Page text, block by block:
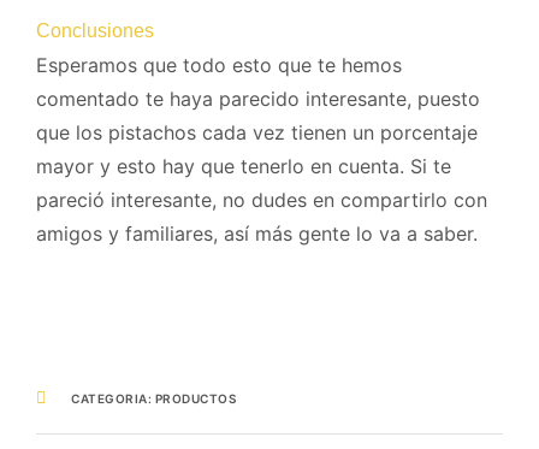
Conclusiones
Esperamos que todo esto que te hemos
comentado te haya parecido interesante, puesto
que los pistachos cada vez tienen un porcentaje
mayor y esto hay que tenerlo en cuenta. Si te
pareció interesante, no dudes en compartirlo con
amigos y familiares, así más gente lo va a saber.
CATEGORIA: PRODUCTOS